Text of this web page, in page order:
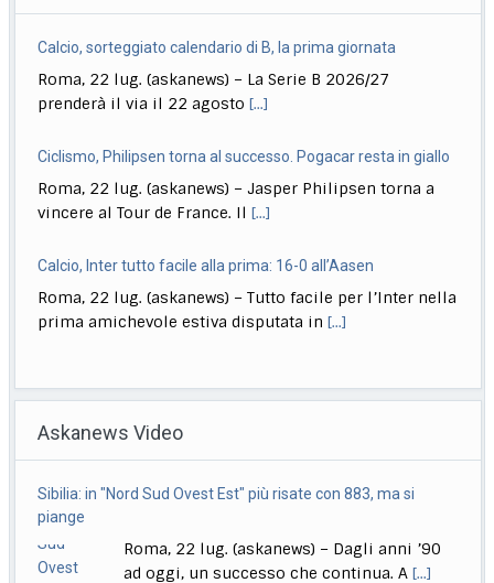
Calcio, sorteggiato calendario di B, la prima giornata
Roma, 22 lug. (askanews) – La Serie B 2026/27
prenderà il via il 22 agosto[...]
Ciclismo, Philipsen torna al successo. Pogacar resta in giallo
Roma, 22 lug. (askanews) – Jasper Philipsen torna a
vincere al Tour de France. Il[...]
Calcio, Inter tutto facile alla prima: 16-0 all’Aasen
Roma, 22 lug. (askanews) – Tutto facile per l’Inter nella
prima amichevole estiva disputata in[...]
Roma, 22 lug. (askanews) – Il 18 settembre esce "Sono
Lucio" (Sony Music Italy), l’antologia
Delmastro, Giunta Camera dice no a uso chat, opposizioni
all’attacco in Parlamento
Roma, 22 lug. (askanews) – Opposizioni all’attacco in
Parlamento per la decisione della Giunta delle
[...]
Askanews Video
Sibilia: in "Nord Sud Ovest Est" più risate con 883, ma si
piange
Roma, 22 lug. (askanews) – Dagli anni ’90
ad oggi, un successo che continua. A[...]